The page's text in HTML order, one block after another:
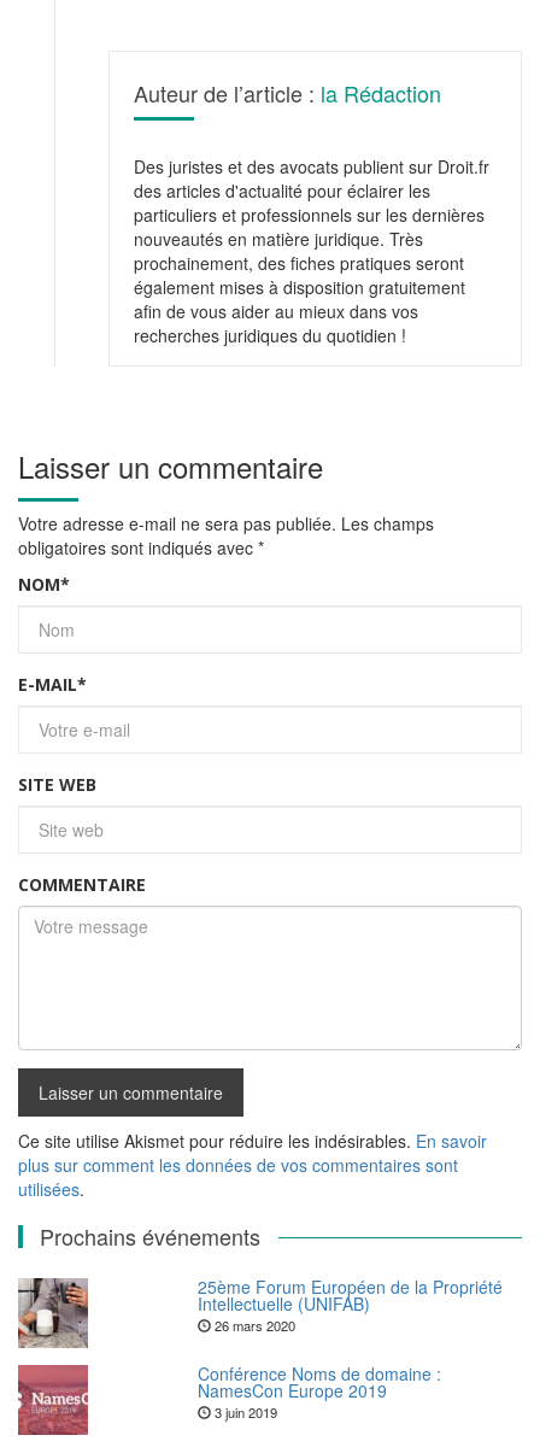
Auteur de l’article : la Rédaction
Des juristes et des avocats publient sur Droit.fr
des articles d'actualité pour éclairer les
particuliers et professionnels sur les dernières
nouveautés en matière juridique. Très
prochainement, des fiches pratiques seront
également mises à disposition gratuitement
afin de vous aider au mieux dans vos
recherches juridiques du quotidien !
Laisser un commentaire
Votre adresse e-mail ne sera pas publiée. Les champs
obligatoires sont indiqués avec *
NOM*
E-MAIL*
SITE WEB
COMMENTAIRE
Ce site utilise Akismet pour réduire les indésirables. En savoir
plus sur comment les données de vos commentaires sont
utilisées.
Prochains événements
25ème Forum Européen de la Propriété
Intellectuelle (UNIFAB)
26 mars 2020
Conférence Noms de domaine :
NamesCon Europe 2019
3 juin 2019